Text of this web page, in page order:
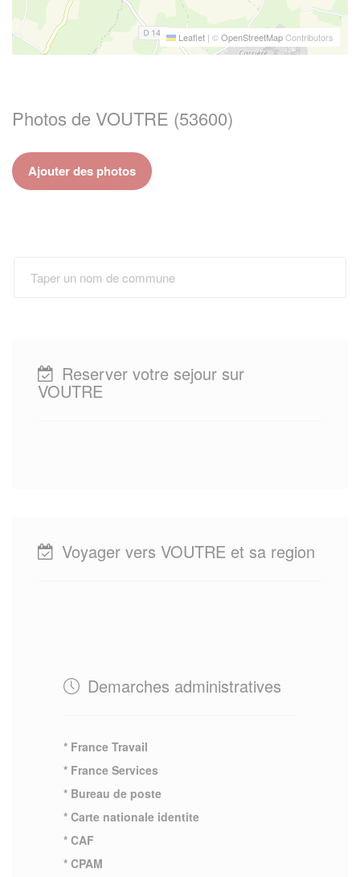
Leaflet | ©OpenStreetMapContributors
Photos de VOUTRE (53600)
Ajouter des photos
Reserver votre sejour sur
VOUTRE
Voyager vers VOUTRE et sa region
Demarches administratives
* France Travail
* France Services
* Bureau de poste
* Carte nationale identite
* CAF
* CPAM